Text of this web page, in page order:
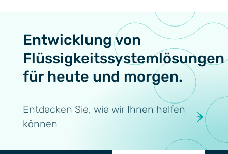
Entwicklung von
Flüssigkeitssystemlösungen
für heute und morgen.
Entdecken Sie, wie wir Ihnen helfen
können